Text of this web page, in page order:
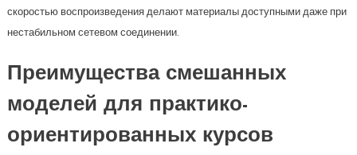
скоростью воспроизведения делают материалы доступными даже при
нестабильном сетевом соединении.
Преимущества смешанных
моделей для практико-
ориентированных курсов